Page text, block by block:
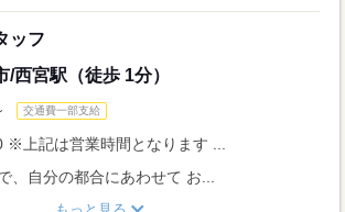
ッフ
/西宮駅（徒歩 1分）
交通費一部支給
※上記は営業時間となります ...
、自分の都合にあわせて お...